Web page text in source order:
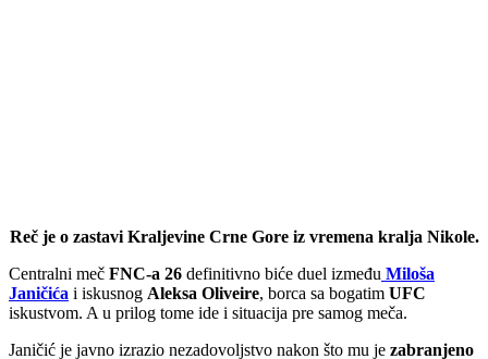
Reč je o zastavi Kraljevine Crne Gore iz vremena kralja Nikole.
Centralni meč FNC-a 26 definitivno biće duel između Miloša
Janičića i iskusnog Aleksa Oliveire, borca sa bogatim UFC
iskustvom. A u prilog tome ide i situacija pre samog meča.
Janičić je javno izrazio nezadovoljstvo nakon što mu je zabranjeno